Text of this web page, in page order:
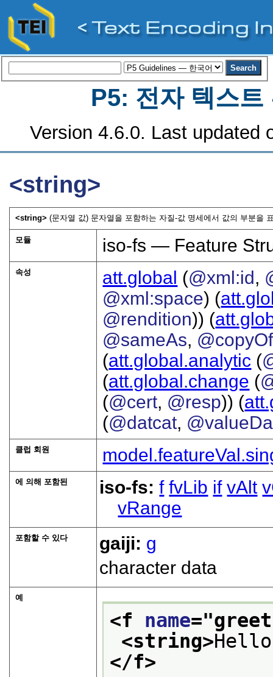
P5: 전자 텍스트
Version 4.6.0. Last updated
<string>
<string>(문자열 값) 문자열을 포함하는 자질-값 명세에서 값의 부분을
모듈 iso-fs — Feature
속성 att.global (@xml:id,
@xml:space) (
@rendition)) (
@sameAs, @copyOf
(att.global.analytic (
(att.global.change (
(@cert, @resp)) (
(@datcat,
클럽 회원
에 의해 포함된 iso-fs:f fvLib if vAlt
vRange
포함할 수 있다 gaiji: g
character data
예
<f name="
<string>
</f>